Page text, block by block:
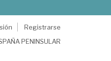
Registrarse
PENINSULAR